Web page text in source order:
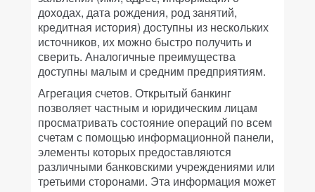
доходах, дата рождения, род занятий,
кредитная история) доступны из нескольких
источников, их можно быстро получить и
сверить. Аналогичные преимущества
доступны малым и средним предприятиям.
Агрегация счетов. Открытый банкинг
позволяет частным и юридическим лицам
просматривать состояние операций по всем
счетам с помощью информационной панели,
элементы которых предоставляются
различными банковскими учреждениями или
третьими сторонами. Эта информация может